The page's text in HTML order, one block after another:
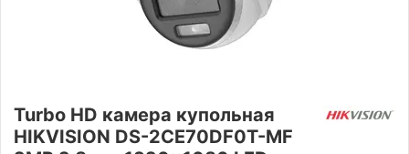
Turbo HD камера купольная
HIKVISION DS-2CE70DF0T-MF